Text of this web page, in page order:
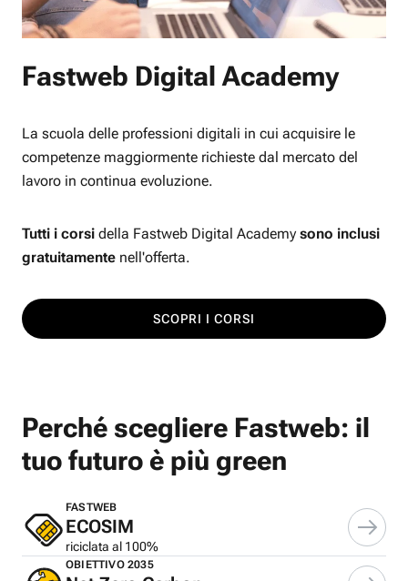
Fastweb Digital Academy
La scuola delle professioni digitali in cui acquisire le
competenze maggiormente richieste dal mercato del
lavoro in continua evoluzione.
Tutti i corsi della Fastweb Digital Academy sono inclusi
gratuitamente nell'offerta.
SCOPRI I CORSI
Perché scegliere Fastweb: il
tuo futuro è più green
FASTWEB
ECOSIM
riciclata al 100%
OBIETTIVO 2035